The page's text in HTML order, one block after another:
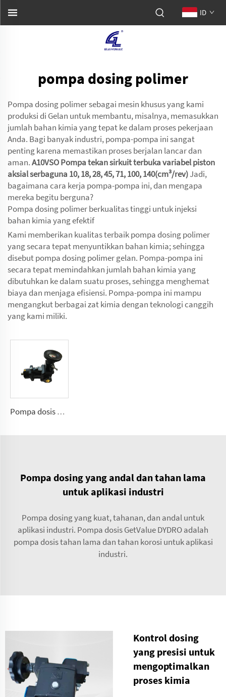
ID
pompa dosing polimer
Pompa dosing polimer sebagai mesin khusus yang kami
produksi di Gelan untuk membantu, misalnya, memasukkan
jumlah bahan kimia yang tepat ke dalam proses pekerjaan
Anda. Bagi banyak industri, pompa-pompa ini sangat
penting karena memastikan proses berjalan lancar dan
aman.A10VSO Pompa tekan sirkuit terbuka variabel piston
aksial serbaguna 10, 18, 28, 45, 71, 100, 140(cm³/rev)Jadi,
bagaimana cara kerja pompa-pompa ini, dan mengapa
mereka begitu berguna?
Pompa dosing polimer berkualitas tinggi untuk injeksi
bahan kimia yang efektif
Kami memberikan kualitas terbaik pompa dosing polimer
yang secara tepat menyuntikkan bahan kimia; sehingga
disebut pompa dosing polimer gelan. Pompa-pompa ini
secara tepat memindahkan jumlah bahan kimia yang
dibutuhkan ke dalam suatu proses, sehingga menghemat
biaya dan menjaga efisiensi. Pompa-pompa ini mampu
mengangkut berbagai zat kimia dengan teknologi canggih
yang kami miliki.
Pompa dosis poliuretan A7VK untuk mesin busa Ukuran 12, 28
Pompa dosing yang andal dan tahan lama
untuk aplikasi industri
Pompa dosing yang kuat, tahanan, dan andal untuk
aplikasi industri. Pompa dosis GetValue DYDRO adalah
pompa dosis tahan lama dan tahan korosi untuk aplikasi
industri.
Kontrol dosing
yang presisi untuk
mengoptimalkan
proses kimia